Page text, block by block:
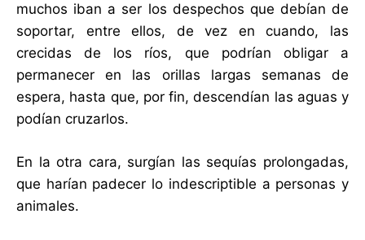
muchos iban a ser los despechos que debían de
soportar, entre ellos, de vez en cuando, las
crecidas de los ríos, que podrían obligar a
permanecer en las orillas largas semanas de
espera, hasta que, por fin, descendían las aguas y
podían cruzarlos.
En la otra cara, surgían las sequías prolongadas,
que harían padecer lo indescriptible a personas y
animales.